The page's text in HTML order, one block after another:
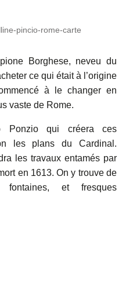
pincio-rome-carte
Borghese, neveu du
ce qui était à l’origine
à le changer en
vaste de Rome.
Ponzio qui créera ces
les plans du Cardinal.
les travaux entamés par
en 1613. On y trouve de
fontaines, et fresques